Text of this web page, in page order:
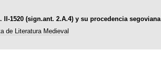
1520 (sign.ant. 2.A.4) y su procedencia segoviana
de Literatura Medieval